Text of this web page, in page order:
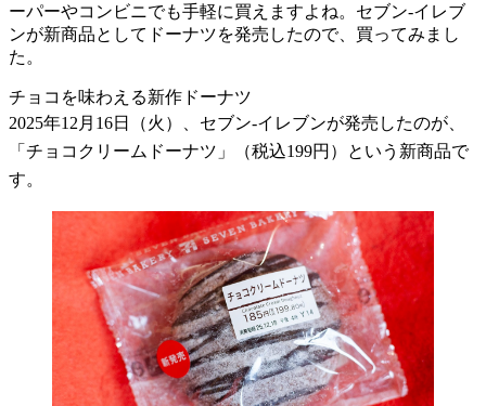
ーパーやコンビニでも手軽に買えますよね。セブン-イレブ
ンが新商品としてドーナツを発売したので、買ってみまし
た。
チョコを味わえる新作ドーナツ
2025年12 月 16日（火）、セブン-イレブンが発売したのが、
「チョコクリームドーナツ」（税込199円）という新商品で
す。